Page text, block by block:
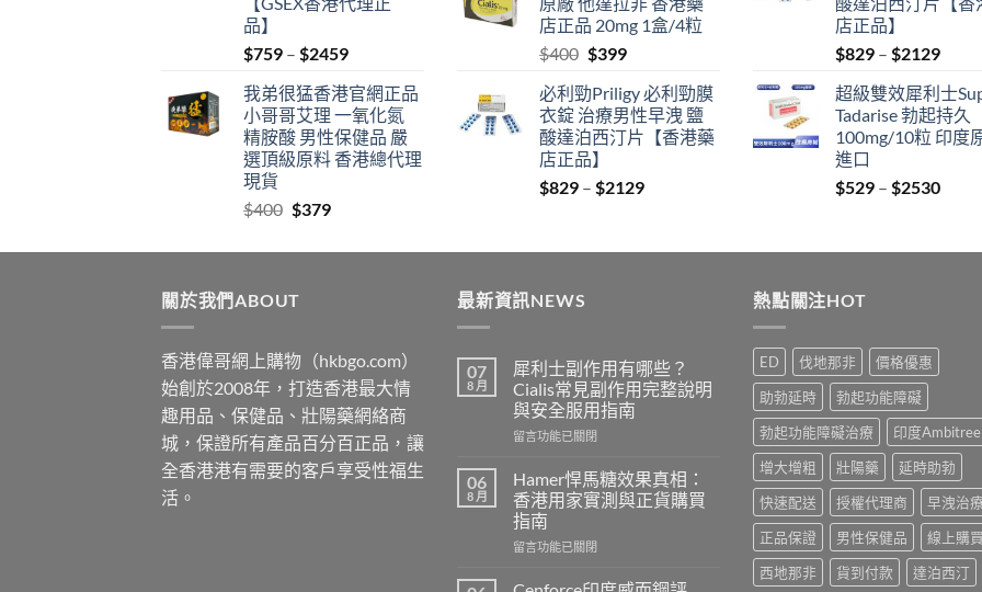
品】
$759 – $2459Price
$759
through
$2459
我弟很猛香港官網正品
小哥哥艾理 一氧化氮
精胺酸 男性保健品 嚴
選頂級原料 香港總代理
現貨
$400 Original
was:
$379Current
is:
$600.$480.
店正品 20mg 1盒/4粒
$400 Original
was:
$400.
$399Current
is:
$399.
必利勁Priligy 必利勁膜
衣錠 治療男性早洩 鹽
酸達泊西汀片【香港藥
店正品】
$829 – $2129Price
through
店正品】
$829 – $2129Price
$829
超級雙效犀利士
Tadarise 勃起持久
100mg/10粒 印度
進口
$529 – $2530Price
關於我們ABOUT
香港偉哥網上購物（hkbgo.com）
始創於2008年，打造香港最大情
趣用品、保健品、壯陽藥網絡商
城，保證所有產品百分百正品，讓
全香港港有需要的客戶享受性福生
活。
最新資訊NEWS
07
8 月
犀利士副作用有哪些？
Cialis常見副作用完整說明
與安全服用指南
在
利
士
副
作
用
哪
留言功能已關閉
06
8 月
Hamer悍馬糖效果真相：
香港用家實測與正貨購買
指南
在
悍
留言功能已關閉
熱點關注HOT
ED 伐地那非
價格優惠
助勃延時
勃起功能障礙
勃起功能障礙治療
印度Ambitree
增大增粗
壯陽藥
延時助勃
快速配送
授權代理商
早洩治
正品保證
男性保健品
線上購
西地那非
貨到付款 達泊西汀